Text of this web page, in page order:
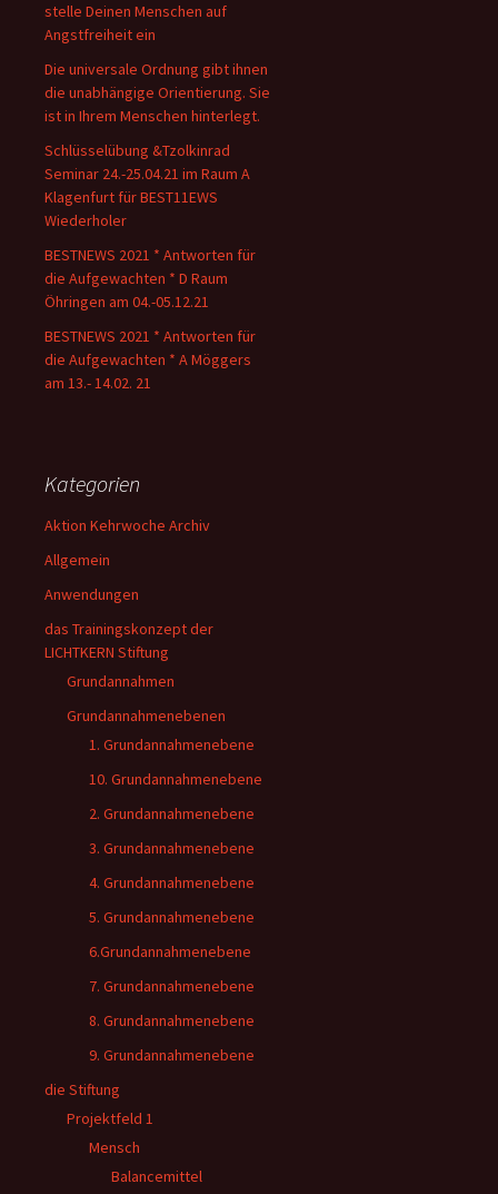
stelle Deinen Menschen auf
Angstfreiheit ein
Die universale Ordnung gibt ihnen
die unabhängige Orientierung. Sie
ist in Ihrem Menschen hinterlegt.
Schlüsselübung &Tzolkinrad
Seminar 24.-25.04.21 im Raum A
Klagenfurt für BEST11EWS
Wiederholer
BESTNEWS 2021 * Antworten für
die Aufgewachten * D Raum
Öhringen am 04.-05.12.21
BESTNEWS 2021 * Antworten für
die Aufgewachten * A Möggers
am 13.- 14.02. 21
Kategorien
Aktion Kehrwoche Archiv
Allgemein
Anwendungen
das Trainingskonzept der
LICHTKERN Stiftung
Grundannahmen
Grundannahmenebenen
1. Grundannahmenebene
10. Grundannahmenebene
2. Grundannahmenebene
3. Grundannahmenebene
4. Grundannahmenebene
5. Grundannahmenebene
6.Grundannahmenebene
7. Grundannahmenebene
8. Grundannahmenebene
9. Grundannahmenebene
die Stiftung
Projektfeld 1
Mensch
Balancemittel